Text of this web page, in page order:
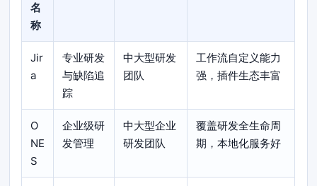
名
称
Jir
a
专业研发
与缺陷追
踪
中大型研发
团队
工作流自定义能力
强，插件生态丰富
O
NE
S
企业级研
发管理
中大型企业
研发团队
覆盖研发全生命周
期，本地化服务好